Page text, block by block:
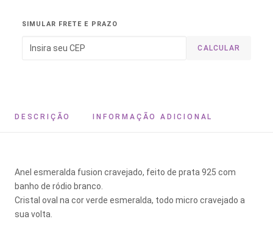
SIMULAR FRETE E PRAZO
CALCULAR
DESCRIÇÃO INFORMAÇÃO ADICIONAL
Anel esmeralda fusion cravejado, feito de prata 925 com
banho de ródio branco.
Cristal oval na cor verde esmeralda, todo micro cravejado a
sua volta.